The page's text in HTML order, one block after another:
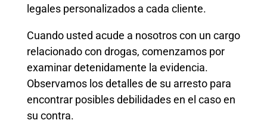
legales personalizados a cada cliente.
Cuando usted acude a nosotros con un cargo
relacionado con drogas, comenzamos por
examinar detenidamente la evidencia.
Observamos los detalles de su arresto para
encontrar posibles debilidades en el caso en
su contra.